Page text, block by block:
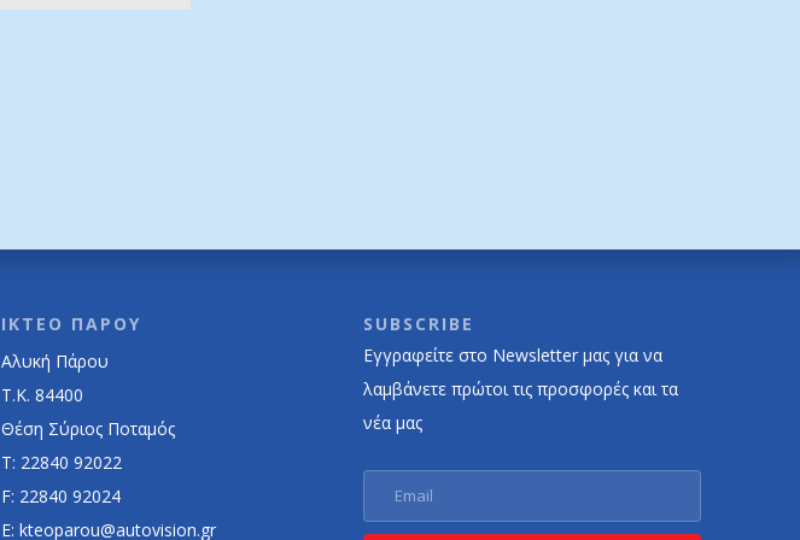
ΙΚΤΕΟ ΠΑΡΟΥ
Αλυκή Πάρου
Τ.Κ. 84400
Θέση Σύριος Ποταμός
Τ: 22840 92022
F: 22840 92024
E: kteoparou@autovision.gr
SUBSCRIBE
Εγγραφείτε στο Newsletter μας για να
λαμβάνετε πρώτοι τις προσφορές και τα
νέα μας